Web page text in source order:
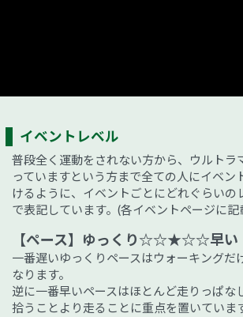
イベントレベル
普段全く運動をされない方から、ウルトラ
っていますという方まで全ての人にイベン
けるように、イベントごとにどれぐらいの
で表記しています。(各イベントページに記
【ペース】ゆっくり☆☆★☆☆早い
一番遅いゆっくりペースはウォーキングだ
なります。
逆に一番早いペースはほとんど走りっぱな
拾うことより走ることに重点を置いていま